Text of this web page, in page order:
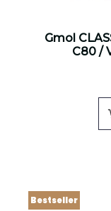
Gmol
C80 /
Bestseller